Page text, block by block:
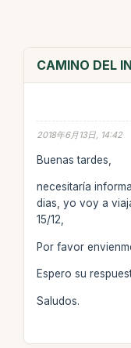
CAMINO DEL
2018年6月13日, 14:42
Buenas tardes,
necesitaría
dias, yo voy a
15/12,
Por favor
Espero su
Saludos.